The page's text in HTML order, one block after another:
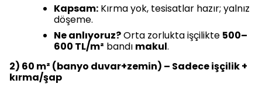
Kapsam: Kırma yok, tesisatlar hazır; yalnız
döşeme.
Ne anlıyoruz?Orta zorlukta işçilikte 500–
600 TL/m² bandı makul.
2) 60 m² (banyo duvar+zemin) – Sadece işçilik +
kırma/şap